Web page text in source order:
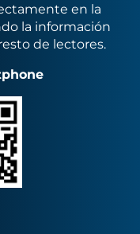
en la
la información
de lectores.